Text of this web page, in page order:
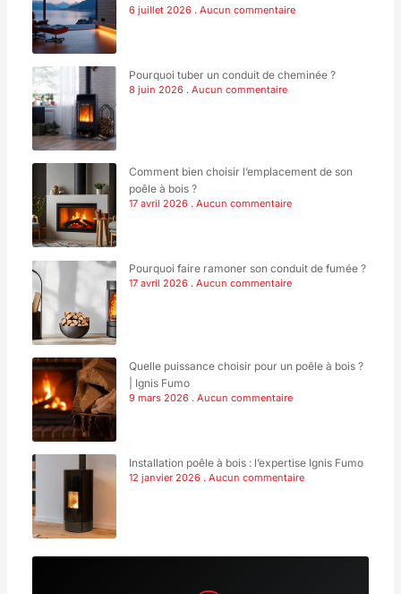
6 juillet 2026 Aucun commentaire
Pourquoi tuber un conduit de cheminée ?
8 juin 2026 Aucun commentaire
Comment bien choisir l’emplacement de son
poêle à bois ?
17 avril 2026 Aucun commentaire
Pourquoi faire ramoner son conduit de fumée ?
17 avril 2026 Aucun commentaire
Quelle puissance choisir pour un poêle à bois ?
| Ignis Fumo
9 mars 2026 Aucun commentaire
Installation poêle à bois : l’expertise Ignis Fumo
12 janvier 2026 Aucun commentaire